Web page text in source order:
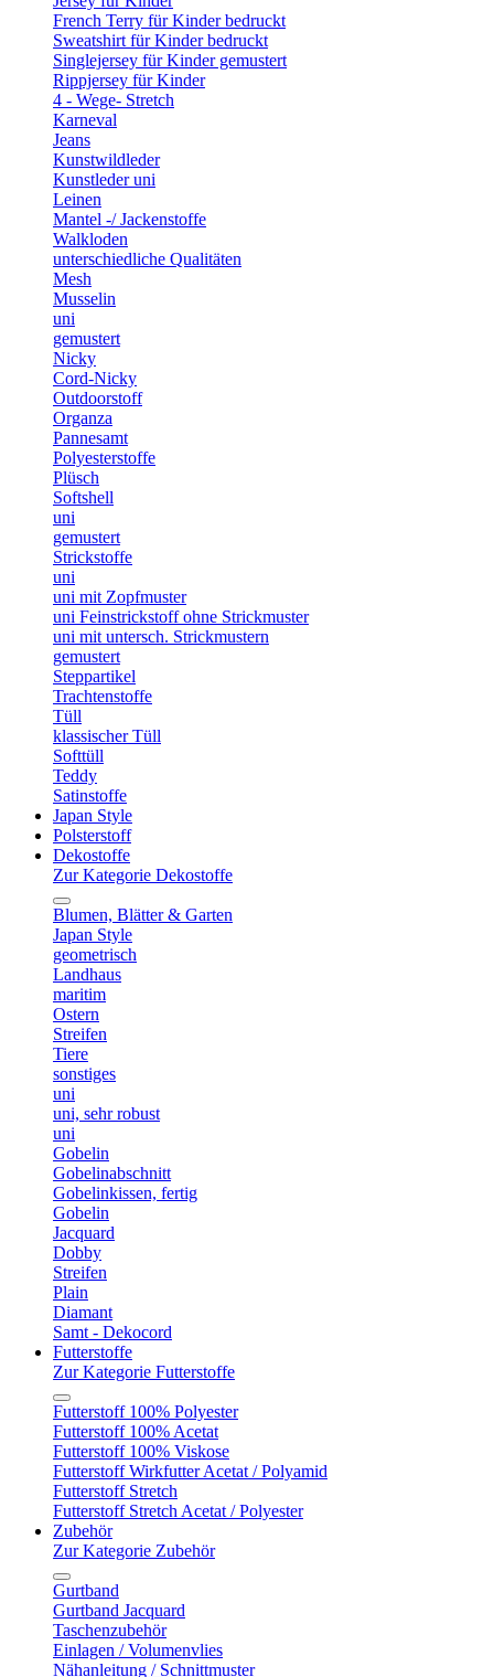
French Terry für Kinder bedruckt
Sweatshirt für Kinder bedruckt
Singlejersey für Kinder gemustert
Rippjersey für Kinder
4 - Wege- Stretch
Karneval
Jeans
Kunstwildleder
Kunstleder uni
Leinen
Mantel -/ Jackenstoffe
Walkloden
unterschiedliche Qualitäten
Mesh
Musselin
uni
gemustert
Nicky
Cord-Nicky
Outdoorstoff
Organza
Pannesamt
Polyesterstoffe
Plüsch
Softshell
uni
gemustert
Strickstoffe
uni
uni mit Zopfmuster
uni Feinstrickstoff ohne Strickmuster
uni mit untersch. Strickmustern
gemustert
Steppartikel
Trachtenstoffe
Tüll
klassischer Tüll
Softtüll
Teddy
Satinstoffe
Japan Style
Polsterstoff
Dekostoffe
Zur Kategorie Dekostoffe
Blumen, Blätter & Garten
Japan Style
geometrisch
Landhaus
maritim
Ostern
Streifen
Tiere
sonstiges
uni
uni, sehr robust
uni
Gobelin
Gobelinabschnitt
Gobelinkissen, fertig
Gobelin
Jacquard
Dobby
Streifen
Plain
Diamant
Samt - Dekocord
Futterstoffe
Zur Kategorie Futterstoffe
Futterstoff 100% Polyester
Futterstoff 100% Acetat
Futterstoff 100% Viskose
Futterstoff Wirkfutter Acetat / Polyamid
Futterstoff Stretch
Futterstoff Stretch Acetat / Polyester
Zubehör
Zur Kategorie Zubehör
Gurtband
Gurtband Jacquard
Taschenzubehör
Einlagen / Volumenvlies
Nähanleitung / Schnittmuster